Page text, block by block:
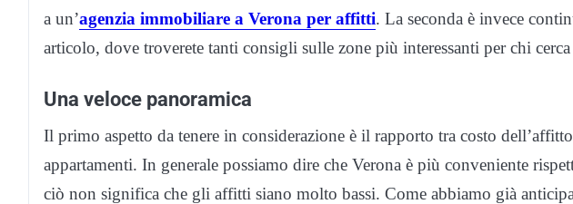
a un’agenzia immobiliare a Verona per affitti. La seconda è invece
articolo, dove troverete tanti consigli sulle zone più interessanti per chi
Una veloce panoramica
Il primo aspetto da tenere in considerazione è il rapporto tra costo
appartamenti. In generale possiamo dire che Verona è più conveniente
ciò non significa che gli affitti siano molto bassi. Come abbiamo già